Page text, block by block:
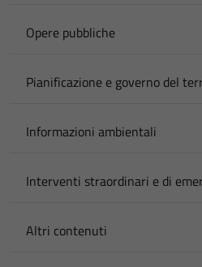
Opere pubbliche
Pianificazione e governo del
Informazioni ambientali
Interventi straordinari e di
Altri contenuti